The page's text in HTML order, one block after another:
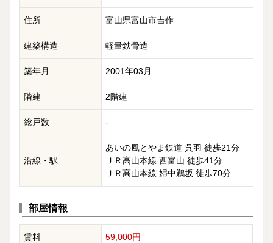
住所 富山県富山市吉作
建築構造 軽量鉄骨造
築年月 2001年03月
階建 2階建
総戸数 -
沿線・駅
あいの風とやま鉄道 呉羽 徒歩21分
ＪＲ高山本線 西富山 徒歩41分
ＪＲ高山本線 婦中鵜坂 徒歩70分
部屋情報
賃料 59,000円